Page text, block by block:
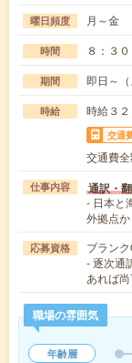
曜日頻度 月～金
時間 ８：３
期間 即日～
時給 時給３
交通
交通費
仕事内容 通訳・
- 日本と
外拠点
応募資格
ブラン
- 逐次通
あれば
職場の雰囲気
年齢層